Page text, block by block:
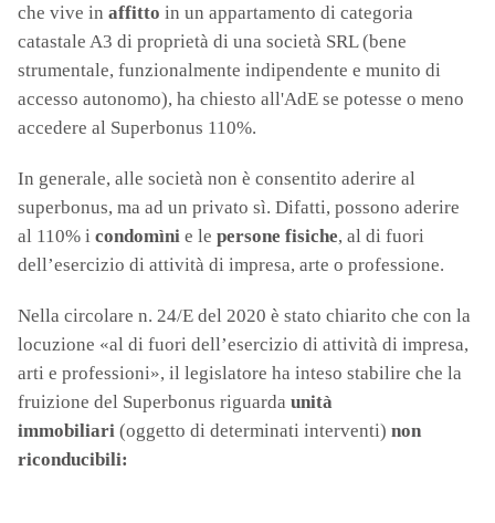
che vive in affitto in un appartamento di categoria
catastale A3 di proprietà di una società SRL (bene
strumentale, funzionalmente indipendente e munito di
accesso autonomo), ha chiesto all'AdE se potesse o meno
accedere al Superbonus 110%.
In generale, alle società non è consentito aderire al
superbonus, ma ad un privato sì. Difatti, possono aderire
al 110% i condomìni e le persone fisiche, al di fuori
dell’esercizio di attività di impresa, arte o professione.
Nella circolare n. 24/E del 2020 è stato chiarito che con la
locuzione «al di fuori dell’esercizio di attività di impresa,
arti e professioni», il legislatore ha inteso stabilire che la
fruizione del Superbonus riguarda unità
immobiliari (oggetto di determinati interventi) non
riconducibili: